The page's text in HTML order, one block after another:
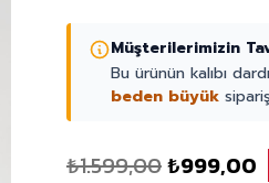
Müşterilerimizin
Bu ürünün kalıbı
beden büyük
₺1.599,00₺999,00